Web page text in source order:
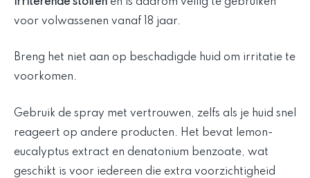
voor volwassenen vanaf 18 jaar.
Breng het niet aan op beschadigde huid om irritatie te
voorkomen.
Gebruik de spray met vertrouwen, zelfs als je huid snel
reageert op andere producten. Het bevat lemon-
eucalyptus extract en denatonium benzoate, wat
geschikt is voor iedereen die extra voorzichtigheid